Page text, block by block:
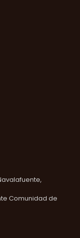
Comunidad de